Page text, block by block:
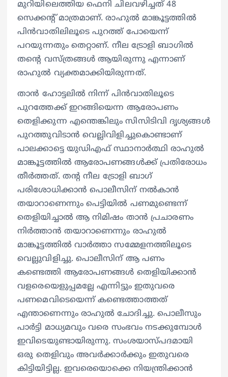
മുറിയിലെത്തിയ ഫെനി ചിലവഴിച്ചത് 48
സെക്കന്റ്‌ മാത്രമാണ്. രാഹുൽ മാങ്കൂട്ടത്തിൽ
പിൻവാതിലിലൂടെ പുറത്ത് പോയെന്ന്
പറയുന്നതും തെറ്റാണ്. നീല ട്രോളി ബാഗിൽ
തന്റെ വസ്ത്രങ്ങൾ ആയിരുന്നു എന്നാണ്
രാഹുൽ വ്യക്തമാക്കിയിരുന്നത്.
താന്‍ ഹോട്ടലില്‍ നിന്ന് പിന്‍വാതിലൂടെ
പുറത്തേക്ക് ഇറങ്ങിയെന്ന ആരോപണം
തെളിക്കുന്ന എന്തെങ്കിലും സിസിടിവി ദൃശ്യങ്ങള്‍
പുറത്തുവിടാന്‍ വെല്ലിവിളിച്ചുകൊണ്ടാണ്
പാലക്കാട്ടെ യുഡിഎഫ് സ്ഥാനാര്‍ത്ഥി രാഹുല്‍
മാങ്കൂട്ടത്തില്‍ ആരോപണങ്ങള്‍ക്ക് പ്രതിരോധം
തീര്‍ത്തത്. തന്റ നീല ട്രോളി ബാഗ്
പരിശോധിക്കാന്‍ പൊലീസിന് നല്‍കാന്‍
തയാറാണെന്നും പെട്ടിയില്‍ പണമുണ്ടെന്ന്
തെളിയിച്ചാല്‍ ആ നിമിഷം താന്‍ പ്രചാരണം
നിര്‍ത്താന്‍ തയാറാണെന്നും രാഹുല്‍
മാങ്കൂട്ടത്തില്‍ വാര്‍ത്താ സമ്മേളനത്തിലൂടെ
വെല്ലുവിളിച്ചു. പൊലീസിന് ആ പണം
കണ്ടെത്തി ആരോപണങ്ങള്‍ തെളിയിക്കാന്‍
വളരെയെളുപ്പമല്ലേ എന്നിട്ടും ഇതുവരെ
പണമെവിടെയെന്ന് കണ്ടെത്താത്തത്
എന്താണെന്നും രാഹുല്‍ ചോദിച്ചു. പൊലീസും
പാര്‍ട്ടി മാധ്യമവും വരെ സംഭവം നടക്കുമ്പോള്‍
ഇവിടെയുണ്ടായിരുന്നു. സംശയാസ്പദമായി
ഒരു തെളിവും അവര്‍ക്കാര്‍ക്കും ഇതുവരെ
കിട്ടിയിട്ടില്ല. ഇവരെയൊക്കെ നിയന്ത്രിക്കാന്‍